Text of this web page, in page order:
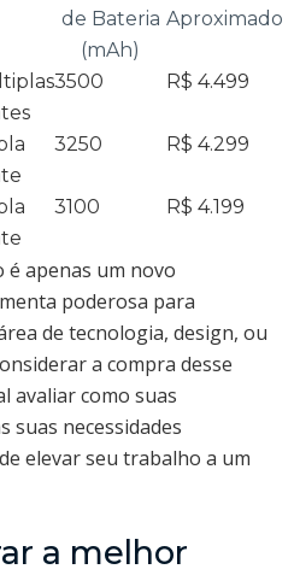
de Bateria
(mAh)
Aproximado
3500 R$ 4.499
3250 R$ 4.299
3100 R$ 4.199
é apenas um novo
poderosa para
de tecnologia, design, ou
a compra desse
avaliar como suas
suas necessidades
elevar seu trabalho a um
a melhor